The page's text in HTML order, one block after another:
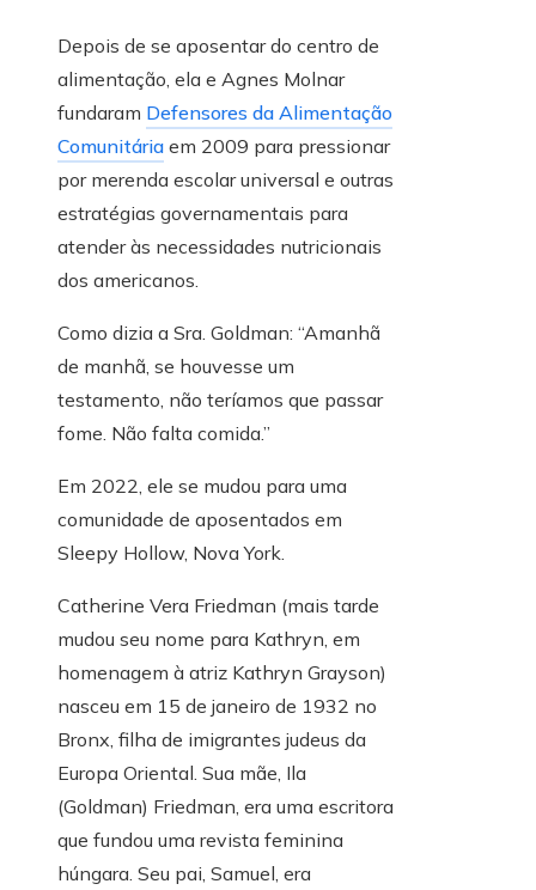
Depois de se aposentar do centro de
alimentação, ela e Agnes Molnar
fundaram Defensores da Alimentação
Comunitária em 2009 para pressionar
por merenda escolar universal e outras
estratégias governamentais para
atender às necessidades nutricionais
dos americanos.
Como dizia a Sra. Goldman: “Amanhã
de manhã, se houvesse um
testamento, não teríamos que passar
fome. Não falta comida.”
Em 2022, ele se mudou para uma
comunidade de aposentados em
Sleepy Hollow, Nova York.
Catherine Vera Friedman (mais tarde
mudou seu nome para Kathryn, em
homenagem à atriz Kathryn Grayson)
nasceu em 15 de janeiro de 1932 no
Bronx, filha de imigrantes judeus da
Europa Oriental. Sua mãe, Ila
(Goldman) Friedman, era uma escritora
que fundou uma revista feminina
húngara. Seu pai, Samuel, era